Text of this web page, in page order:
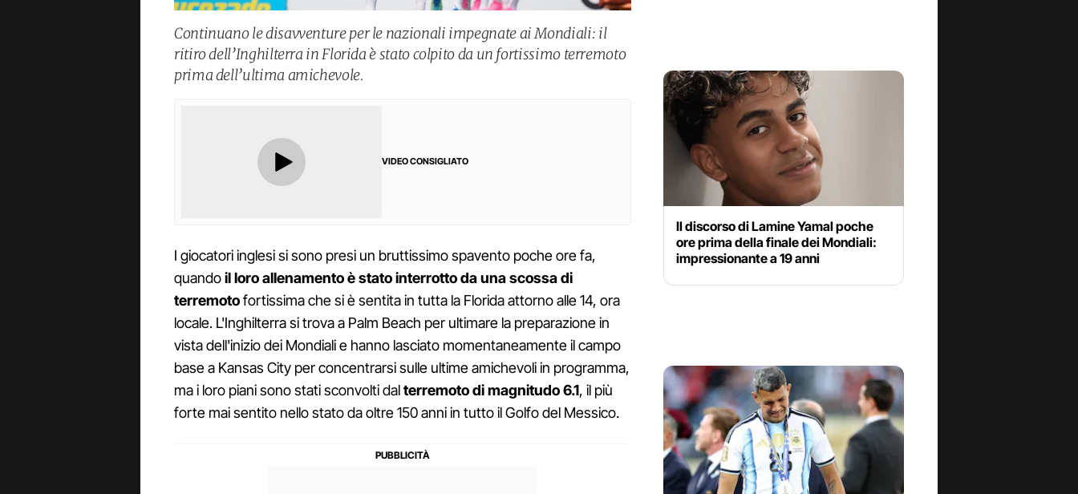
Continuano le disavventure per le nazionali impegnate ai Mondiali: il
ritiro dell’Inghilterra in Florida è stato colpito da un fortissimo terremoto
prima dell’ultima amichevole.
VIDEO CONSIGLIATO
I giocatori inglesi si sono presi un bruttissimo spavento poche ore fa,
quandoil loro allenamento è stato interrotto da una scossa di
terremotofortissima che si è sentita in tutta la Florida attorno alle 14, ora
locale. L'Inghilterra si trova a Palm Beach per ultimare la preparazione in
vista dell'inizio dei Mondiali e hanno lasciato momentaneamente il campo
base a Kansas City per concentrarsi sulle ultime amichevoli in programma,
ma i loro piani sono stati sconvolti dalterremoto di magnitudo 6.1, il più
forte mai sentito nello stato da oltre 150 anni in tutto il Golfo del Messico.
Il discorso di Lamine Yamal poche
ore prima della finale dei Mondiali:
impressionante a 19 anni